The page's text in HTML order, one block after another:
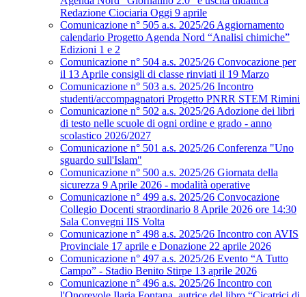
Redazione Ciociaria Oggi 9 aprile
Comunicazione n° 505 a.s. 2025/26 Aggiornamento
calendario Progetto Agenda Nord “Analisi chimiche”
Edizioni 1 e 2
Comunicazione n° 504 a.s. 2025/26 Convocazione per
il 13 Aprile consigli di classe rinviati il 19 Marzo
Comunicazione n° 503 a.s. 2025/26 Incontro
studenti/accompagnatori Progetto PNRR STEM Rimini
Comunicazione n° 502 a.s. 2025/26 Adozione dei libri
di testo nelle scuole di ogni ordine e grado - anno
scolastico 2026/2027
Comunicazione n° 501 a.s. 2025/26 Conferenza "Uno
sguardo sull'Islam"
Comunicazione n° 500 a.s. 2025/26 Giornata della
sicurezza 9 Aprile 2026 - modalità operative
Comunicazione n° 499 a.s. 2025/26 Convocazione
Collegio Docenti straordinario 8 Aprile 2026 ore 14:30
Sala Convegni IIS Volta
Comunicazione n° 498 a.s. 2025/26 Incontro con AVIS
Provinciale 17 aprile e Donazione 22 aprile 2026
Comunicazione n° 497 a.s. 2025/26 Evento “A Tutto
Campo” - Stadio Benito Stirpe 13 aprile 2026
Comunicazione n° 496 a.s. 2025/26 Incontro con